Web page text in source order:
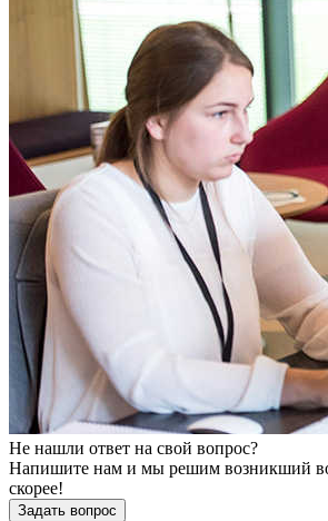
Не нашли ответ на свой вопрос?
Напишите нам и мы решим возникший
скорее!
Задать вопрос